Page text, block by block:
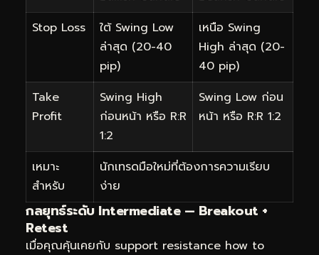
Stop Loss
ใต้ Swing Low
ล่าสุด (20-40
pip)
เหนือ Swing
High ล่าสุด (20-
40 pip)
Take
Profit
Swing High
ก่อนหน้า หรือ R:R
1:2
Swing Low ก่อน
หน้า หรือ R:R 1:2
เหมาะ
สำหรับ
นักเทรดมือใหม่ที่ต้องการความเรียบ
ง่าย
กลยุทธ์ระดับ Intermediate — Breakout +
Retest
เมื่อคุณคุ้นเคยกับ support resistance how to